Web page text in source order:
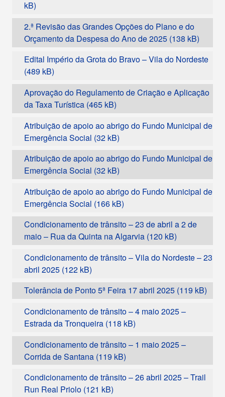
2.ª Revisão das Grandes Opções do Plano e do
Orçamento da Despesa do Ano de 2025
Edital Império da Grota do Bravo – Vila do Nordeste
Aprovação do Regulamento de Criação e Aplicação
da Taxa Turística
Atribuição de apoio ao abrigo do Fundo Municipal de
Emergência Social
Atribuição de apoio ao abrigo do Fundo Municipal de
Emergência Social
Atribuição de apoio ao abrigo do Fundo Municipal de
Emergência Social
Condicionamento de trânsito – 23 de abril a 2 de
maio – Rua da Quinta na Algarvia
Condicionamento de trânsito – Vila do Nordeste – 23
abril 2025
Tolerância de Ponto 5ª Feira 17 abril 2025
Condicionamento de trânsito – 4 maio 2025 –
Estrada da Tronqueira
Condicionamento de trânsito – 1 maio 2025 –
Corrida de Santana
Condicionamento de trânsito – 26 abril 2025 – Trail
Run Real Priolo